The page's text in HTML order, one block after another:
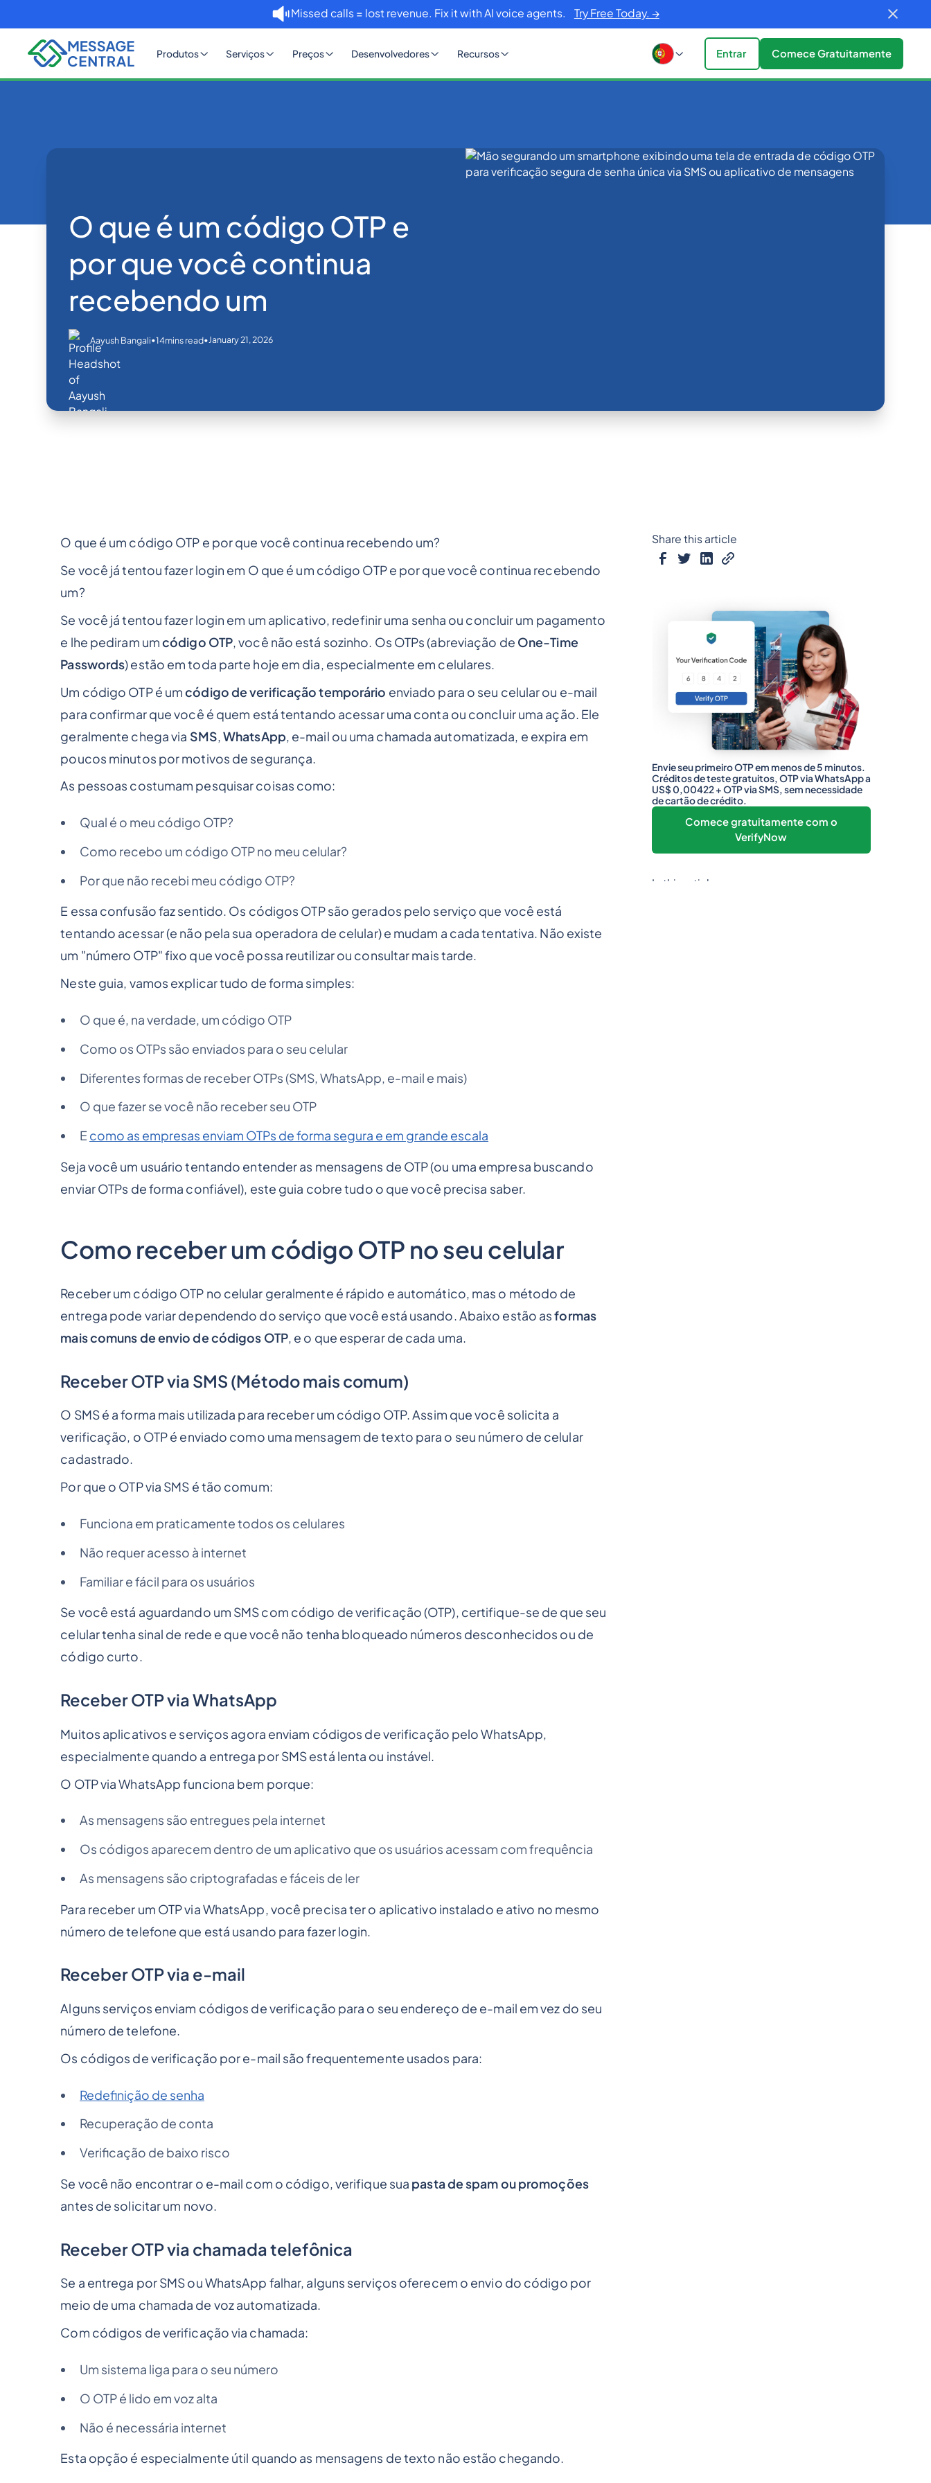
Missed calls = lost revenue. Fix it with AI voice agents. Try Free Today. →
Produtos Serviços Preços Desenvolvedores Recursos Entrar Comece Gratuitamente
O que é um código OTP e
por que você continua
recebendo um
Aayush Bangali•14mins read•January 21, 2026
O que é um código OTP e por que você continua recebendo um?
Se você já tentou fazer login em O que é um código OTP e por que você continua recebendo
um?
Se você já tentou fazer login em um aplicativo, redefinir uma senha ou concluir um pagamento
e lhe pediram umcódigo OTP, você não está sozinho. Os OTPs (abreviação de One-Time
Passwords) estão em toda parte hoje em dia, especialmente em celulares.
Um código OTP é umcódigo de verificação temporário enviado para o seu celular ou e-mail
para confirmar quevocê é quem está tentando acessar uma conta ou concluir uma ação. Ele
geralmente chega via SMS,WhatsApp, e-mail ou uma chamada automatizada, e expira em
poucos minutos por motivos de segurança.
As pessoas costumam pesquisar coisas como:
Qual é o meu código OTP?
Como recebo um código OTP no meu celular?
Por que não recebi meu código OTP?
E essa confusão faz sentido. Os códigos OTP são gerados pelo serviço que você está
tentando acessar (e não pela sua operadora de celular) e mudam a cada tentativa. Não existe
um "número OTP" fixo que você possa reutilizar ou consultar mais tarde.
Neste guia, vamos explicar tudo de forma simples:
O que é, na verdade, um código OTP
Como os OTPs são enviados para o seu celular
Diferentes formas de receber OTPs (SMS, WhatsApp, e-mail e mais)
O que fazer se você não receber seu OTP
E como as empresas enviam OTPs de forma segura e em grande escala
Seja você um usuário tentando entender as mensagens de OTP (ou uma empresa buscando
enviar OTPs de forma confiável), este guia cobre tudo o que você precisa saber.
Como receber um código OTP no seu celular
Receber um código OTP no celular geralmente é rápido e automático, mas o método de
entrega pode variar dependendo do serviço que você está usando. Abaixo estão asformas
mais comuns de envio de códigos OTP, e o que esperar de cada uma.
Receber OTP via SMS (Método mais comum)
O SMS é a forma mais utilizada para receber um código OTP. Assim que você solicita a
verificação, o OTP é enviado como uma mensagem de texto para o seu número de celular
cadastrado.
Por que o OTP via SMS é tão comum:
Funciona em praticamente todos os celulares
Não requer acesso à internet
Familiar e fácil para os usuários
Se você está aguardando um SMS com código de verificação (OTP), certifique-se de que seu
celular tenha sinal de rede e que você não tenha bloqueado números desconhecidos ou de
código curto.
Receber OTP via WhatsApp
Muitos aplicativos e serviços agora enviam códigos de verificação pelo WhatsApp,
especialmente quando a entrega por SMS está lenta ou instável.
O OTP via WhatsApp funciona bem porque:
As mensagens são entregues pela internet
Os códigos aparecem dentro de um aplicativo que os usuários acessam com frequência
As mensagens são criptografadas e fáceis de ler
Para receber um OTP via WhatsApp, você precisa ter o aplicativo instalado e ativo no mesmo
número de telefone que está usando para fazer login.
Receber OTP via e-mail
Alguns serviços enviam códigos de verificação para o seu endereço de e-mail em vez do seu
número de telefone.
Os códigos de verificação por e-mail são frequentemente usados para:
Redefinição de senha
Recuperação de conta
Verificação de baixo risco
Se você não encontrar o e-mail com o código, verifique sua pasta de spam ou promoções
antes de solicitar um novo.
Receber OTP via chamada telefônica
Se a entrega por SMS ou WhatsApp falhar, alguns serviços oferecem o envio do código por
meio de uma chamada de voz automatizada.
Com códigos de verificação via chamada:
Um sistema liga para o seu número
O OTP é lido em voz alta
Não é necessária internet
Esta opção é especialmente útil quando as mensagens de texto não estão chegando.
Share this article
Envie seu primeiro OTP em menos de 5 minutos.
Créditos de teste gratuitos, OTP via WhatsApp a
US$ 0,00422 + OTP via SMS, sem necessidade
de cartão de crédito.
Comece gratuitamente com o
VerifyNow
In this article